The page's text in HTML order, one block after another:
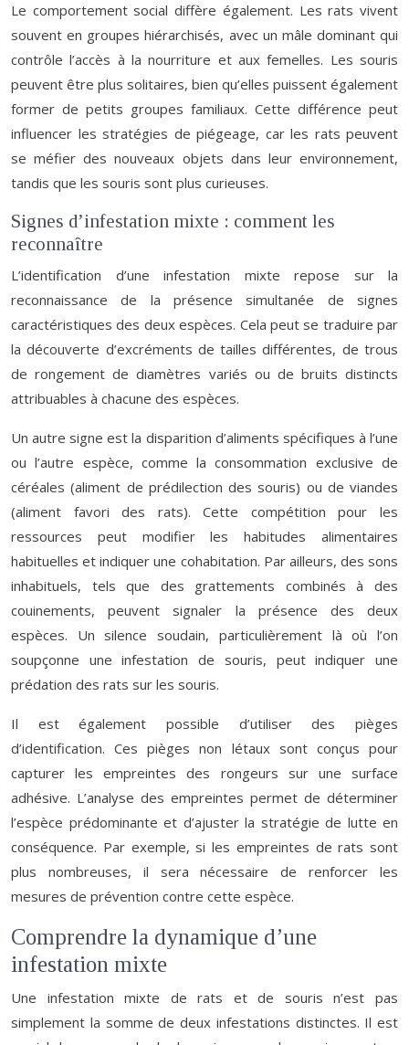
Le comportement social diffère également. Les rats vivent
souvent en groupes hiérarchisés, avec un mâle dominant qui
contrôle l’accès à la nourriture et aux femelles. Les souris
peuvent être plus solitaires, bien qu’elles puissent également
former de petits groupes familiaux. Cette différence peut
influencer les stratégies de piégeage, car les rats peuvent
se méfier des nouveaux objets dans leur environnement,
tandis que les souris sont plus curieuses.
Signes d’infestation mixte : comment les
reconnaître
L’identification d’une infestation mixte repose sur la
reconnaissance de la présence simultanée de signes
caractéristiques des deux espèces. Cela peut se traduire par
la découverte d’excréments de tailles différentes, de trous
de rongement de diamètres variés ou de bruits distincts
attribuables à chacune des espèces.
Un autre signe est la disparition d’aliments spécifiques à l’une
ou l’autre espèce, comme la consommation exclusive de
céréales (aliment de prédilection des souris) ou de viandes
(aliment favori des rats). Cette compétition pour les
ressources peut modifier les habitudes alimentaires
habituelles et indiquer une cohabitation. Par ailleurs, des sons
inhabituels, tels que des grattements combinés à des
couinements, peuvent signaler la présence des deux
espèces. Un silence soudain, particulièrement là où l’on
soupçonne une infestation de souris, peut indiquer une
prédation des rats sur les souris.
Il est également possible d’utiliser des pièges
d’identification. Ces pièges non létaux sont conçus pour
capturer les empreintes des rongeurs sur une surface
adhésive. L’analyse des empreintes permet de déterminer
l’espèce prédominante et d’ajuster la stratégie de lutte en
conséquence. Par exemple, si les empreintes de rats sont
plus nombreuses, il sera nécessaire de renforcer les
mesures de prévention contre cette espèce.
Comprendre la dynamique d’une
infestation mixte
Une infestation mixte de rats et de souris n’est pas
simplement la somme de deux infestations distinctes. Il est